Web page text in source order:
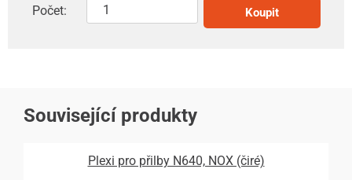
Počet: Koupit
Související produkty
Plexi pro přilby N640, NOX (čiré)